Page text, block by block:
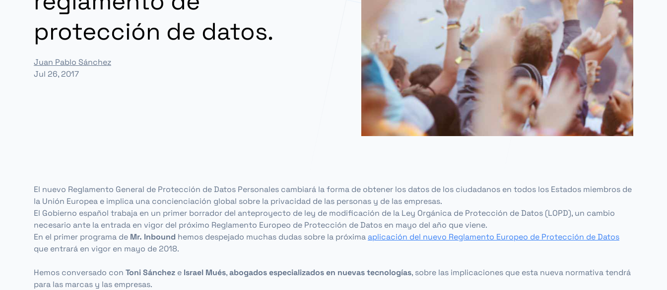
protección de datos.
Juan Pablo Sánchez
Jul 26, 2017
El nuevo Reglamento General de Protección de Datos Personales cambiará la forma de obtener los datos de los ciudadanos en todos los Estados miembros de
la Unión Europea e implica una concienciación global sobre la privacidad de las personas y de las empresas.
El Gobierno español trabaja en un primer borrador del anteproyecto de ley de modificación de la Ley Orgánica de Protección de Datos (LOPD), un cambio
necesario ante la entrada en vigor del próximo Reglamento Europeo de Protección de Datos en mayo del año que viene.
En el primer programa de Mr. Inbound hemos despejado muchas dudas sobre la próximaaplicación del nuevo Reglamento Europeo de Protección de Datos
que entrará en vigor en mayo de 2018.
Hemos conversado con Toni Sánchez e Israel Mués,abogados especializados en nuevas tecnologías, sobre las implicaciones que esta nueva normativa tendrá
para las marcas y las empresas.